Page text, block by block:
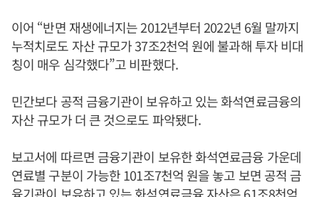
이어 “반면 재생에너지는 2012년부터 2022년 6월 말까지
누적치로도 자산 규모가 37조2천억 원에 불과해 투자 비대
칭이 매우 심각했다”고 비판했다.
민간보다 공적 금융기관이 보유하고 있는 화석연료금융의
자산 규모가 더 큰 것으로도 파악됐다.
보고서에 따르면 금융기관이 보유한 화석연료금융 가운데
연료별 구분이 가능한 101조7천억 원을 놓고 보면 공적 금